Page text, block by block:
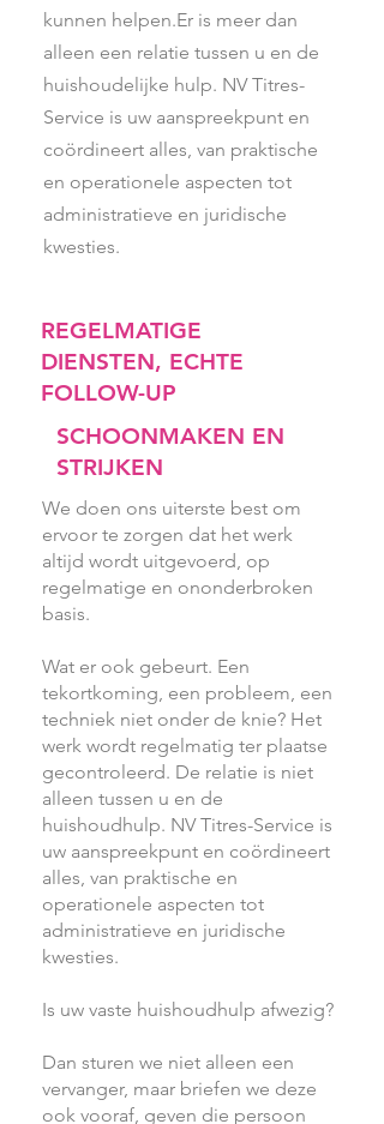
kunnen helpen.Er is meer dan
alleen een relatie tussen u en de
huishoudelijke hulp. NV Titres-
Service is uw aanspreekpunt en
coördineert alles, van praktische
en operationele aspecten tot
administratieve en juridische
kwesties.
REGELMATIGE
DIENSTEN, ECHTE
FOLLOW-UP
SCHOONMAKEN EN
STRIJKEN
We doen ons uiterste best om
ervoor te zorgen dat het werk
altijd wordt uitgevoerd, op
regelmatige en ononderbroken
basis.
Wat er ook gebeurt. Een
tekortkoming, een probleem, een
techniek niet onder de knie? Het
werk wordt regelmatig ter plaatse
gecontroleerd. De relatie is niet
alleen tussen u en de
huishoudhulp. NV Titres-Service is
uw aanspreekpunt en coördineert
alles, van praktische en
operationele aspecten tot
administratieve en juridische
kwesties.
Is uw vaste huishoudhulp afwezig?
Dan sturen we niet alleen een
vervanger, maar briefen we deze
ook vooraf, geven die persoon